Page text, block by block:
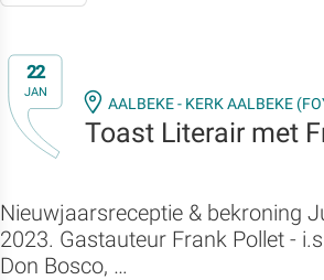
22
JAN
AALBEKE - KERK AALBEKE
Toast Literair met
Nieuwjaarsreceptie & bekroning
2023. Gastauteur Frank Pollet -
Don Bosco, …